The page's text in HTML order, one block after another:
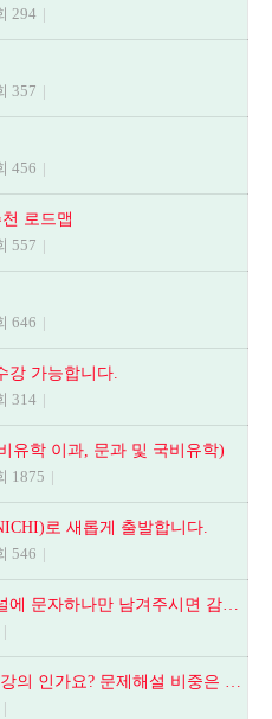
294 |
357 |
456 |
로드맵
557 |
646 |
강 가능합니다.
314 |
유학 이과, 문과 및 국비유학)
1875 |
로 새롭게 출발합니다.
546 |
PDF 자료 구매시, 카카오톡 채널에 문자하나만 남겨주시면 감사하겠습니다.
|
念 강의의 이해. 이과센세 개념 강의 인가요? 문제해설 비중은 어떻게 되나요? 등
|